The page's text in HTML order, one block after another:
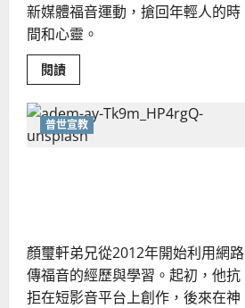
新媒體福音運動，搶回年輕人的時
間和心靈。
閱讀Read
more
零
開
始，
戰
場
｜
莊
迺
普世宣教
顏璽軒弟兄從2012年開始利用網路
傳福音的經歷與學習。起初，他抗
拒在短影音平台上創作，後來在神